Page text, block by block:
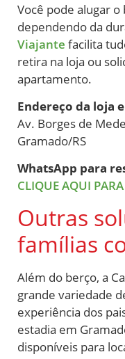
Você pode alugar
dependendo da
Viajante facilita
retira na loja ou
apartamento.
Endereço da loja
Av. Borges de
Gramado/RS
WhatsApp para
CLIQUE AQUI
Outras
famílias
Além do berço, a
grande variedade
experiência dos
estadia em
disponíveis para